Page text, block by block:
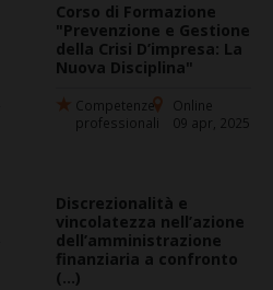
Corso di Formazione
"Prevenzione e Gestione
della Crisi D’impresa: La
Nuova Disciplina"
Competenze
professionali
Online
09 apr, 2025
Discrezionalità e
vincolatezza nell’azione
dell’amministrazione
finanziaria a confronto
(...)